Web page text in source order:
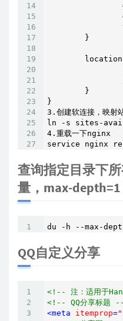
        }
        }
}
3.创建软连接，映射
ln -s sites-
4.重载一下nginx
service nginx
查询指定目录下
量，max-depth=1
du -h --max-
QQ自定义分享
<!-- 注：适用于
<!-- QQ分享标题
<meta itemprop=